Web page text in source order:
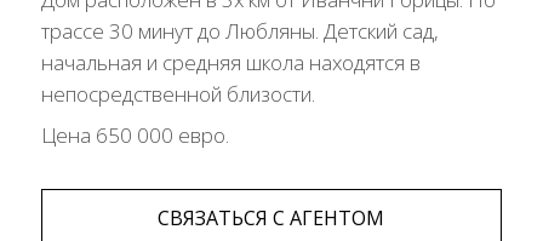
трассе 30 минут до Любляны. Детский сад,
начальная и средняя школа находятся в
непосредственной близости.
Цена 650 000 евро.
СВЯЗАТЬСЯ С АГЕНТОМ